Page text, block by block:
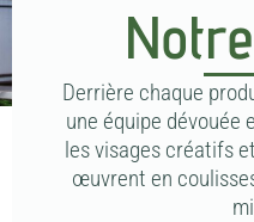
Derrière chaque
une équipe dévouée
les visages créatifs
œuvrent en